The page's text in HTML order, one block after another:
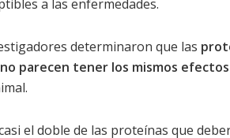
a las enfermedades.
determinaron que las
parecen tener los mismos
el doble de las proteínas que